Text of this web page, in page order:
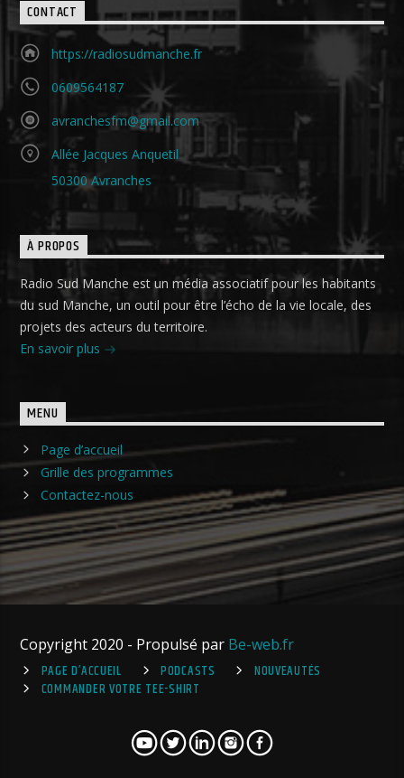
CONTACT
https://radiosudmanche.fr
0609564187
avranchesfm@gmail.com
Allée Jacques Anquetil
50300 Avranches
À PROPOS
Radio Sud Manche est un média associatif pour les habitants
du sud Manche, un outil pour être l’écho de la vie locale, des
projets des acteurs du territoire.
En savoir plus
MENU
Page d’accueil
Grille des programmes
Contactez-nous
Copyright 2020 - Propulsé par Be-web.fr
PAGE D’ACCUEIL
PODCASTS
NOUVEAUTÉS
COMMANDER VOTRE TEE-SHIRT